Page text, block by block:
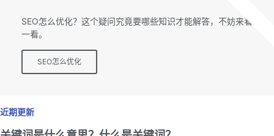
SEO怎么优化？这个疑问究竟要哪些知识才能解答，不妨来看
一看。
SEO怎么优化
SEO专题
近期更新